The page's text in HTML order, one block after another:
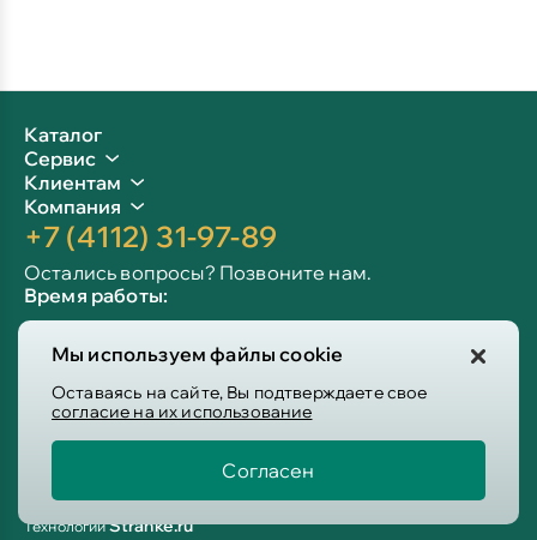
Мы используем файлы cookie
Оставаясь на сайте, Вы подтверждаете свое
согласие на их использование
Согласен
Каталог
Сервис
Клиентам
Компания
+7 (4112) 31-97-89
Остались вопросы? Позвоните нам.
Время работы:
Сб-вс: 10:00 - 19:00
Info@victoria-mebel.ru
Пользовательское соглашение
ТехнологииStranke.ru